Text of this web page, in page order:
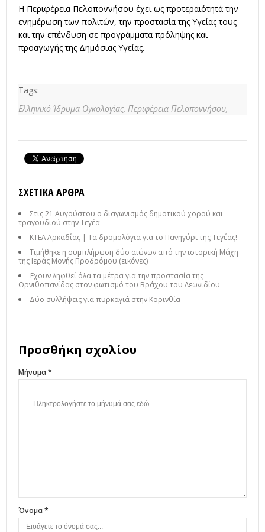
Η Περιφέρεια Πελοποννήσου έχει ως προτεραιότητά την
ενημέρωση των πολιτών, την προστασία της Υγείας τους
και την επένδυση σε προγράμματα πρόληψης και
προαγωγής της Δημόσιας Υγείας.
Tags:
Ελληνικό Ίδρυμα Ογκολογίας, Περιφέρεια Πελοποννήσου,
ΣΧΕΤΙΚΆ ΆΡΘΡΑ
Στις 21 Αυγούστου ο διαγωνισμός δημοτικού χορού και
τραγουδιού στην Τεγέα
ΚΤΕΛ Αρκαδίας | Τα δρομολόγια για το Πανηγύρι της Τεγέας!
Τιμήθηκε η συμπλήρωση δύο αιώνων από την ιστορική Μάχη
της Ιεράς Μονής Προδρόμου (εικόνες)
Έχουν ληφθεί όλα τα μέτρα για την προστασία της
Ορνιθοπανίδας στον φωτισμό του Βράχου του Λεωνιδίου
Δύο συλλήψεις για πυρκαγιά στην Κορινθία
Προσθήκη σχολίου
Μήνυμα *
Όνομα *